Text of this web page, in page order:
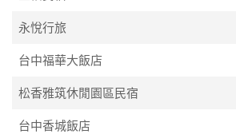
永悅行旅
台中福華大飯店
松香雅筑休閒園區民宿
台中香城飯店